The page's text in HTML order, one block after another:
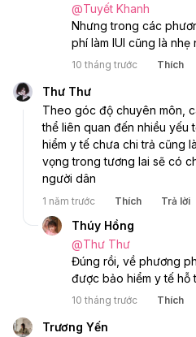
@Tuyết Khanh
Nhưng trong các
phí làm IUI cũng là
10 tháng trước Thích
Thư Thư
Theo góc độ chuyên môn,
thể liên quan đến nhiều yếu
hiểm y tế chưa chi trả cũng
vọng trong tương lai sẽ có
người dân
1 năm trước Thích Trả lời
Thúy Hồng
@Thư Thư
Đúng rồi, về phương
được bảo hiểm y tế hỗ
10 tháng trước Thích
Trương Yến